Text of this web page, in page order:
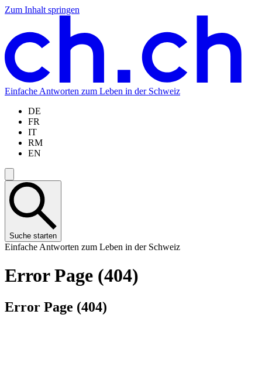
Zum Inhalt springen
Zum
springen
Zur
springen
Zur
springen
Zur
springen
Einfache Antworten zum Leben in der Schweiz
DE
FR
IT
RM
EN
Suche starten
Einfache Antworten zum Leben in der Schweiz
Error Page (404)
Error Page (404)